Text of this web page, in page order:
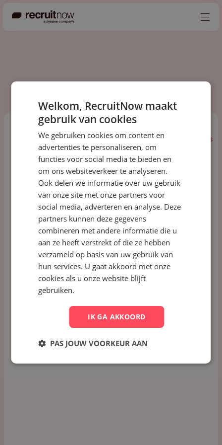
Producten
Partners
Events
Kennisbank
Over ons
Contact
Plan een demo
Support
Alles Podcast Events Blogs Kennis
Top 7 meest gebruikte kernwaarden
Welkom, RecruitNow maakt
gebruik van cookies
We gebruiken cookies om content en
advertenties te personaliseren, om
functies voor social media te bieden en
om ons websiteverkeer te analyseren.
Ook delen we informatie over uw gebruik
van onze site met onze partners voor
social media, adverteren en analyse. Deze
partners kunnen deze gegevens
combineren met andere informatie die u
aan ze heeft verstrekt of die ze hebben
verzameld op basis van uw gebruik van
hun services. U gaat akkoord met onze
cookies als u onze website blijft
gebruiken.
IK GA AKKOORD
PAS JOUW VOORKEUR AAN